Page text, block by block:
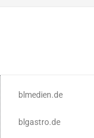
blmedien.de
blgastro.de